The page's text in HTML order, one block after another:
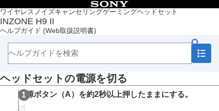
ワイヤレスノイズキャンセリングゲーミングヘッドセット
INZONE H9 II
ヘルプガイド (Web取扱説明書)
目次
トップページ
準備する
音声ガイダンスについて
各部の名前
ヘッドセットを装着する
電源／充電
ヘッドセットの電源を切る
電源ボタン（A）を約2秒以上押したままにする。